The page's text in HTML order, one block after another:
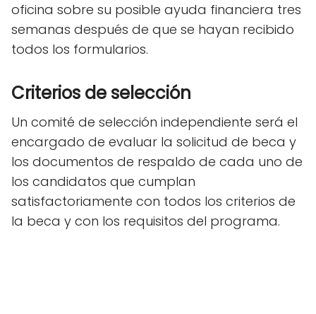
oficina sobre su posible ayuda financiera tres
semanas después de que se hayan recibido
todos los formularios.
Criterios de selección
Un comité de selección independiente será el
encargado de evaluar la solicitud de beca y
los documentos de respaldo de cada uno de
los candidatos que cumplan
satisfactoriamente con todos los criterios de
la beca y con los requisitos del programa.